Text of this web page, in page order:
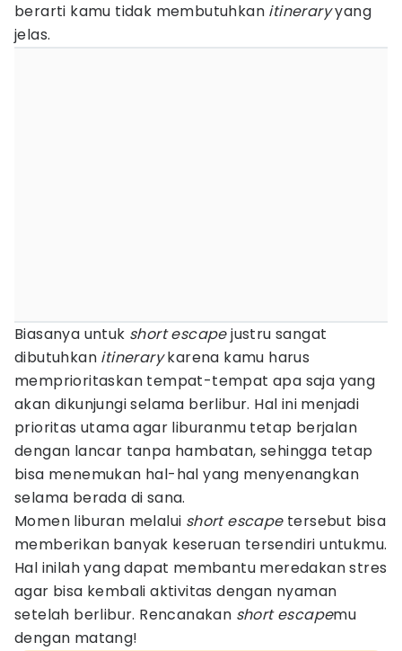
berarti kamu tidak membutuhkan itineraryyang
jelas.
Biasanya untuk short escapejustru sangat
dibutuhkan itinerarykarena kamu harus
memprioritaskan tempat-tempat apa saja yang
akan dikunjungi selama berlibur. Hal ini menjadi
prioritas utama agar liburanmu tetap berjalan
dengan lancar tanpa hambatan, sehingga tetap
bisa menemukan hal-hal yang menyenangkan
selama berada di sana.
Momen liburan melalui short escapetersebut bisa
memberikan banyak keseruan tersendiri untukmu.
Hal inilah yang dapat membantu meredakan stres
agar bisa kembali aktivitas dengan nyaman
setelah berlibur. Rencanakan short escapemu
dengan matang!